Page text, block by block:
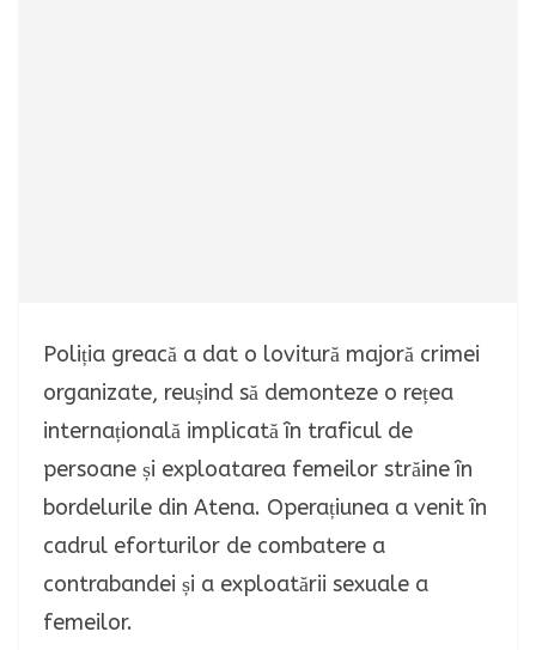
Poliția greacă a dat o lovitură majoră crimei
organizate, reușind să demonteze o rețea
internațională implicată în traficul de
persoane și exploatarea femeilor străine în
bordelurile din Atena. Operațiunea a venit în
cadrul eforturilor de combatere a
contrabandei și a exploatării sexuale a
femeilor.